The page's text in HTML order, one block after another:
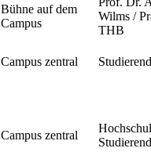
Bühne auf dem
Campus
Wilms /
THB
Campus zentral
Campus zentral